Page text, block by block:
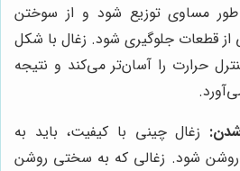
مساوی توزیع شود و از سوختن
قطعات جلوگیری شود. زغال با شکل
حرارت را آسان‌تر می‌کند و نتیجه
زغال چینی با کیفیت، باید به
شود. زغالی که به سختی روشن